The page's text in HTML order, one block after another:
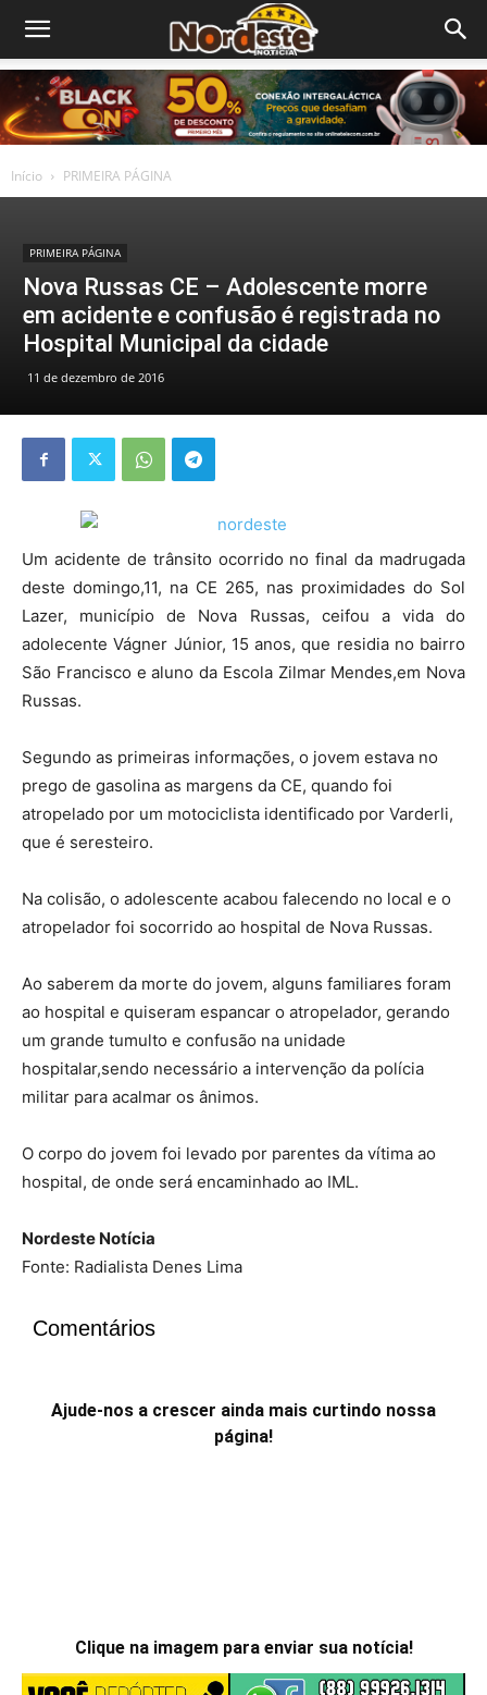
Início PRIMEIRA PÁGINA
PRIMEIRA PÁGINA
Nova Russas CE – Adolescente morre
em acidente e confusão é registrada no
Hospital Municipal da cidade
11 de dezembro de 2016
Um acidente de trânsito ocorrido no final da madrugada
deste domingo,11, na CE 265, nas proximidades do Sol
Lazer, município de Nova Russas, ceifou a vida do
adolecente Vágner Júnior, 15 anos, que residia no bairro
São Francisco e aluno da Escola Zilmar Mendes,em Nova
Russas.
Segundo as primeiras informações, o jovem estava no
prego de gasolina as margens da CE, quando foi
atropelado por um motociclista identificado por Varderli,
que é seresteiro.
Na colisão, o adolescente acabou falecendo no local e o
atropelador foi socorrido ao hospital de Nova Russas.
Ao saberem da morte do jovem, alguns familiares foram
ao hospital e quiseram espancar o atropelador, gerando
um grande tumulto e confusão na unidade
hospitalar,sendo necessário a intervenção da polícia
militar para acalmar os ânimos.
O corpo do jovem foi levado por parentes da vítima ao
hospital, de onde será encaminhado ao IML.
Nordeste Notícia
Fonte: Radialista Denes Lima
Comentários
Ajude-nos a crescer ainda mais curtindo nossa
página!
Clique na imagem para enviar sua notícia!